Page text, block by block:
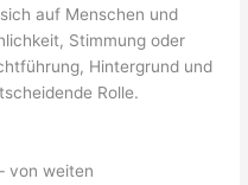
auf Menschen und
Stimmung oder
Hintergrund und
Rolle.
von weiten